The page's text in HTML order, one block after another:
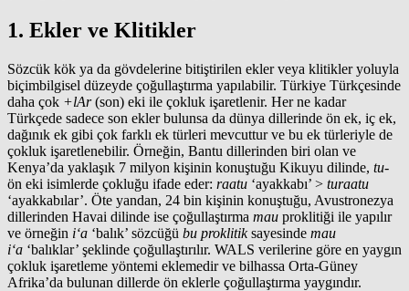
1. Ekler ve Klitikler
Sözcük kök ya da gövdelerine bitiştirilen ekler veya klitikler yoluyla
biçimbilgisel düzeyde çoğullaştırma yapılabilir. Türkiye Türkçesinde
daha çok +lAr(son) eki ile çokluk işaretlenir. Her ne kadar
Türkçede sadece son ekler bulunsa da dünya dillerinde ön ek, iç ek,
dağınık ek gibi çok farklı ek türleri mevcuttur ve bu ek türleriyle de
çokluk işaretlenebilir. Örneğin, Bantu dillerinden biri olan ve
Kenya’da yaklaşık 7 milyon kişinin konuştuğu Kikuyu dilinde, tu-
ön eki isimlerde çokluğu ifade eder: raatu ‘ayakkabı’ > turaatu
‘ayakkabılar’. Öte yandan, 24 bin kişinin konuştuğu, Avustronezya
dillerinden Havai dilinde ise çoğullaştırma mau proklitiği ile yapılır
ve örneğin i‘a ‘balık’ sözcüğü bu proklitiksayesinde mau
i‘a ‘balıklar’ şeklinde çoğullaştırılır. WALS verilerine göre en yaygın
çokluk işaretleme yöntemi eklemedir ve bilhassa Orta-Güney
Afrika’da bulunan dillerde ön eklerle çoğullaştırma yaygındır.